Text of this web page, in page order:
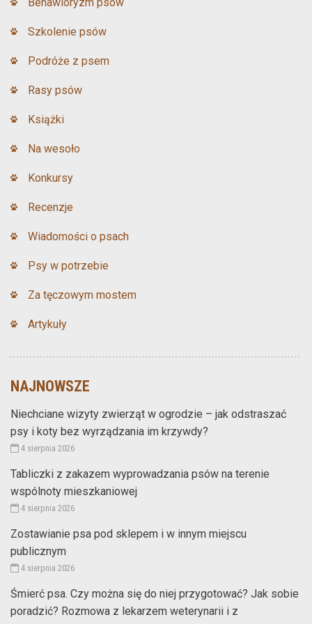
Szkolenie psów
Podróże z psem
Rasy psów
Książki
Na wesoło
Konkursy
Recenzje
Wiadomości o psach
Psy w potrzebie
Za tęczowym mostem
Artykuły
NAJNOWSZE
Niechciane wizyty zwierząt w ogrodzie – jak odstraszać
psy i koty bez wyrządzania im krzywdy?
4 sierpnia 2026
Tabliczki z zakazem wyprowadzania psów na terenie
wspólnoty mieszkaniowej
4 sierpnia 2026
Zostawianie psa pod sklepem i w innym miejscu
publicznym
4 sierpnia 2026
Śmierć psa. Czy można się do niej przygotować? Jak sobie
poradzić? Rozmowa z lekarzem weterynarii i z